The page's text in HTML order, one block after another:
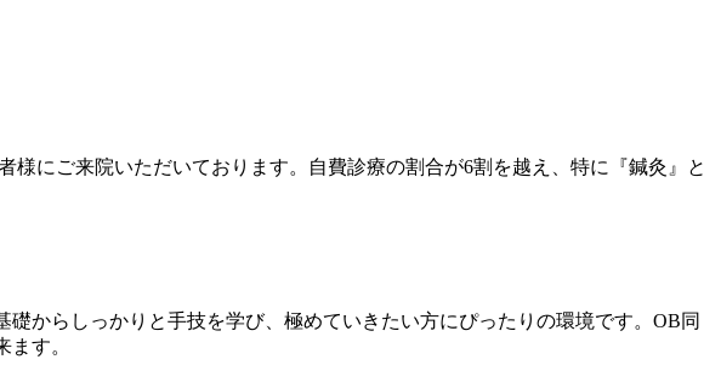
にご来院いただいております。自費診療の割合が6割を越え、特に『鍼灸』と
からしっかりと手技を学び、極めていきたい方にぴったりの環境です。OB同
す。